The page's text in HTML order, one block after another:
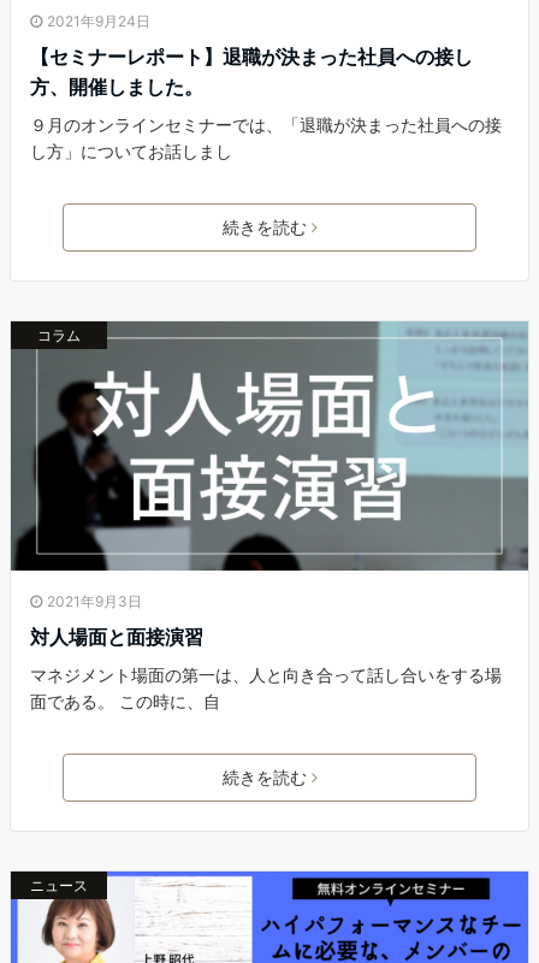
2021年9月24日
【セミナーレポート】退職が決まった社員への接し
方、開催しました。
９月のオンラインセミナーでは、「退職が決まった社員への接
し方」についてお話しまし
続きを読む
コラム
2021年9月3日
対人場面と面接演習
マネジメント場面の第一は、人と向き合って話し合いをする場
面である。 この時に、自
続きを読む
ニュース